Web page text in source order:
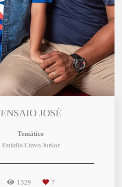
ENSAIO JOSÉ
Temático
Estúdio Cravo Junior
1329 7